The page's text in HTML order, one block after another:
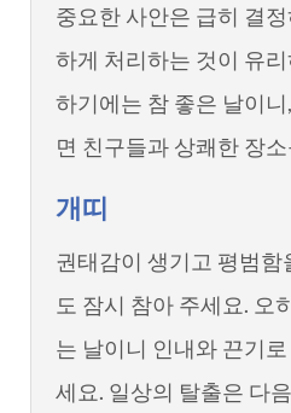
중요한 사안은 급히 결
하게 처리하는 것이 유
하기에는 참 좋은 날이
면 친구들과 상쾌한 장
개띠
권태감이 생기고 평범
도 잠시 참아 주세요. 오
는 날이니 인내와 끈기
세요. 일상의 탈출은 다